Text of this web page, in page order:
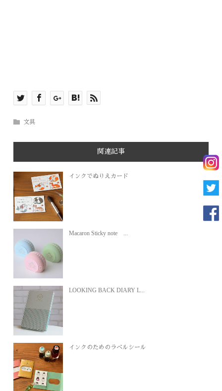
文具
関連記事
インクでぬりえカード
Macaron Sticky note ...
LOOKING BACK DIARY L...
インクのためのラベルシール